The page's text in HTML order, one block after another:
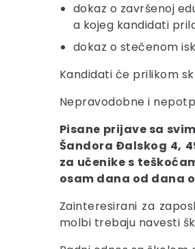
dokaz o završenoj
a kojeg kandidati
dokaz o stečenom
Kandidati će prilikom
Nepravodobne i
Pisane prijave sa
Šandora Đalskog 4,
za učenike s
osam dana od dana
Zainteresirani za
molbi trebaju navesti